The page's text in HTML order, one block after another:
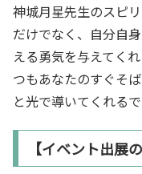
神城月星先生のスピ
だけでなく、自分自
える勇気を与えてく
つもあなたのすぐそ
と光で導いてくれるで
【イベント出展